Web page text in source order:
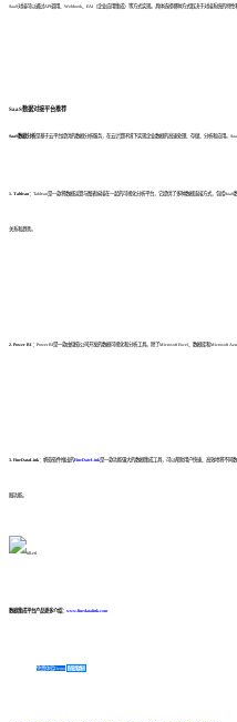
SaaS对接可以通过API调用、Webhook、EAI（企业应用集成）等方式实现。具体选择哪种方式取决于对接系统的特性
SaaS数据对接平台推荐
SaaS数据分析是基于云平台提供的数据分析服务，在云计算环境下实现企业数据的高速处理、存储、分析和应用。
1. Tableau： Tableau是一款将数据运算与图表嫁接在一起的可视化分析平台，它提供了多种数据连接方式，包括 SaaS
关系和趋势。
2. Power BI： Power BI是一款由微软公司开发的数据可视化和分析工具。 除了Microsoft Excel、数据库和Microsoft
3. FineDataLink ：帆软软件推出的FineDateLink是一款功能强大的数据集成工具，可以帮助用户快速、高效地将不同
掘功能。
数据集成平台产品更多介绍： www.finedatalink.com
免费体验Demo 咨询方案